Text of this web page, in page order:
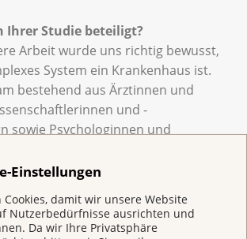
Einstellungen
damit wir unsere Website
Nutzerbedürfnisse ausrichten und
Da wir Ihre Privatsphäre
Ihrer Studie beteiligt?
Arbeit wurde uns richtig bewusst,
System ein Krankenhaus ist.
bestehend aus Ärztinnen und
und -
sowie Psychologinnen und
ist täglich mit grossem Engagement
und den Fachpersonen im Spital